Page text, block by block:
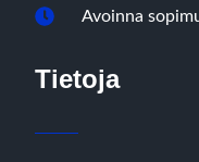
Avoinna
Tietoja